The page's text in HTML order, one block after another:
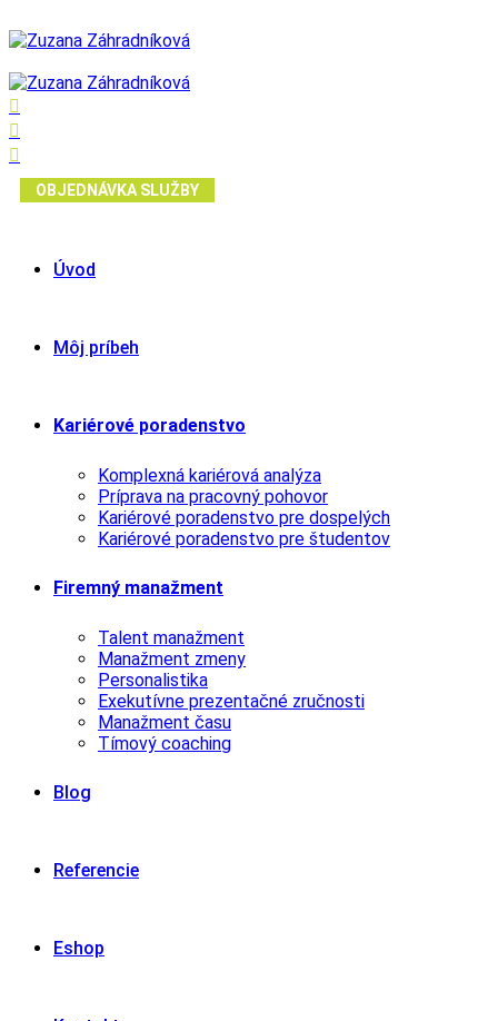
OBJEDNÁVKA SLUŽBY
Úvod
Môj príbeh
Kariérové poradenstvo
Komplexná kariérová analýza
Príprava na pracovný pohovor
Kariérové poradenstvo pre dospelých
Kariérové poradenstvo pre študentov
Firemný manažment
Talent manažment
Manažment zmeny
Personalistika
Exekutívne prezentačné zručnosti
Manažment času
Tímový coaching
Blog
Referencie
Eshop